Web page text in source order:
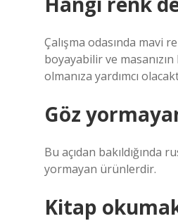
Çalışma odasında mavi
boyayabilir ve
olmanıza yardımcı
Göz
Bu açıdan bakıldığında
yormayan ürünlerdir.
Kitap